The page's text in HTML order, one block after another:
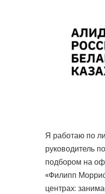
Я работаю по
руководитель
подбором на
«Филипп
центрах: